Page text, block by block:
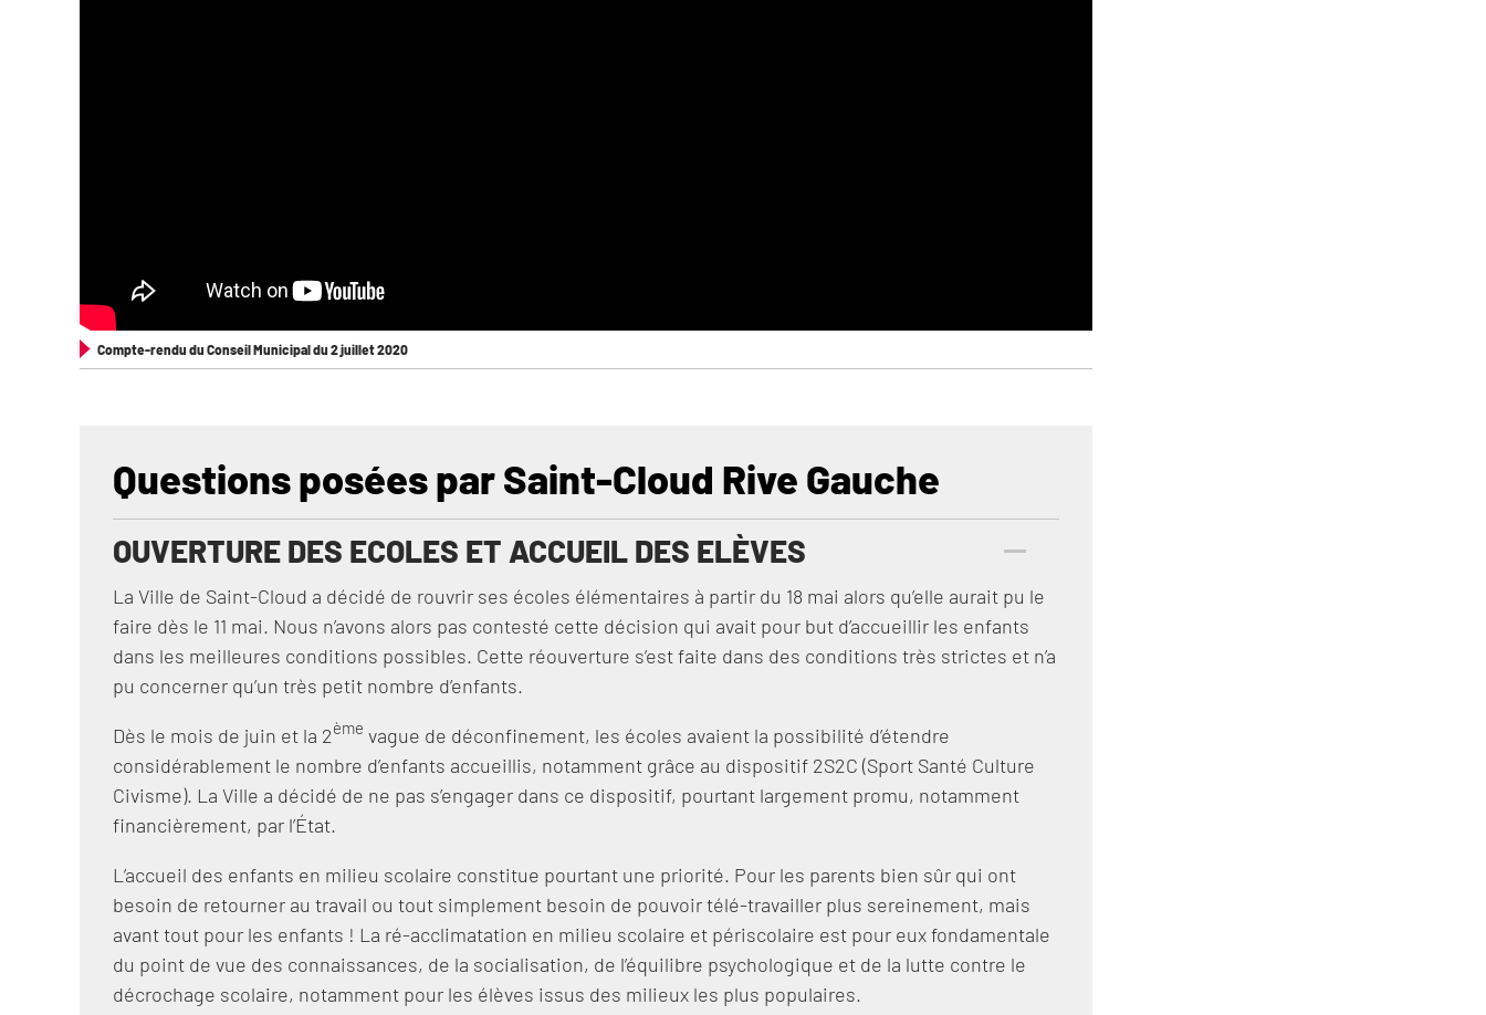
Compte-rendu du Conseil Municipal du 2 juillet 2020
Questions posées par Saint-Cloud Rive Gauche
OUVERTURE DES ECOLES ET ACCUEIL DES ELÈVES
La Ville de Saint-Cloud a décidé de rouvrir ses écoles élémentaires à partir du 18 mai alors qu’elle aurait pu le
faire dès le 11 mai. Nous n’avons alors pas contesté cette décision qui avait pour but d’accueillir les enfants
dans les meilleures conditions possibles. Cette réouverture s’est faite dans des conditions très strictes et n’a
pu concerner qu’un très petit nombre d’enfants.
Dès le mois de juin et la 2ème vague de déconfinement, les écoles avaient la possibilité d’étendre
considérablement le nombre d’enfants accueillis, notamment grâce au dispositif 2S2C (Sport Santé Culture
Civisme). La Ville a décidé de ne pas s’engager dans ce dispositif, pourtant largement promu, notamment
financièrement, par l’État.
L’accueil des enfants en milieu scolaire constitue pourtant une priorité. Pour les parents bien sûr qui ont
besoin de retourner au travail ou tout simplement besoin de pouvoir télé-travailler plus sereinement, mais
avant tout pour les enfants ! La ré-acclimatation en milieu scolaire et périscolaire est pour eux fondamentale
du point de vue des connaissances, de la socialisation, de l’équilibre psychologique et de la lutte contre le
décrochage scolaire, notamment pour les élèves issus des milieux les plus populaires.